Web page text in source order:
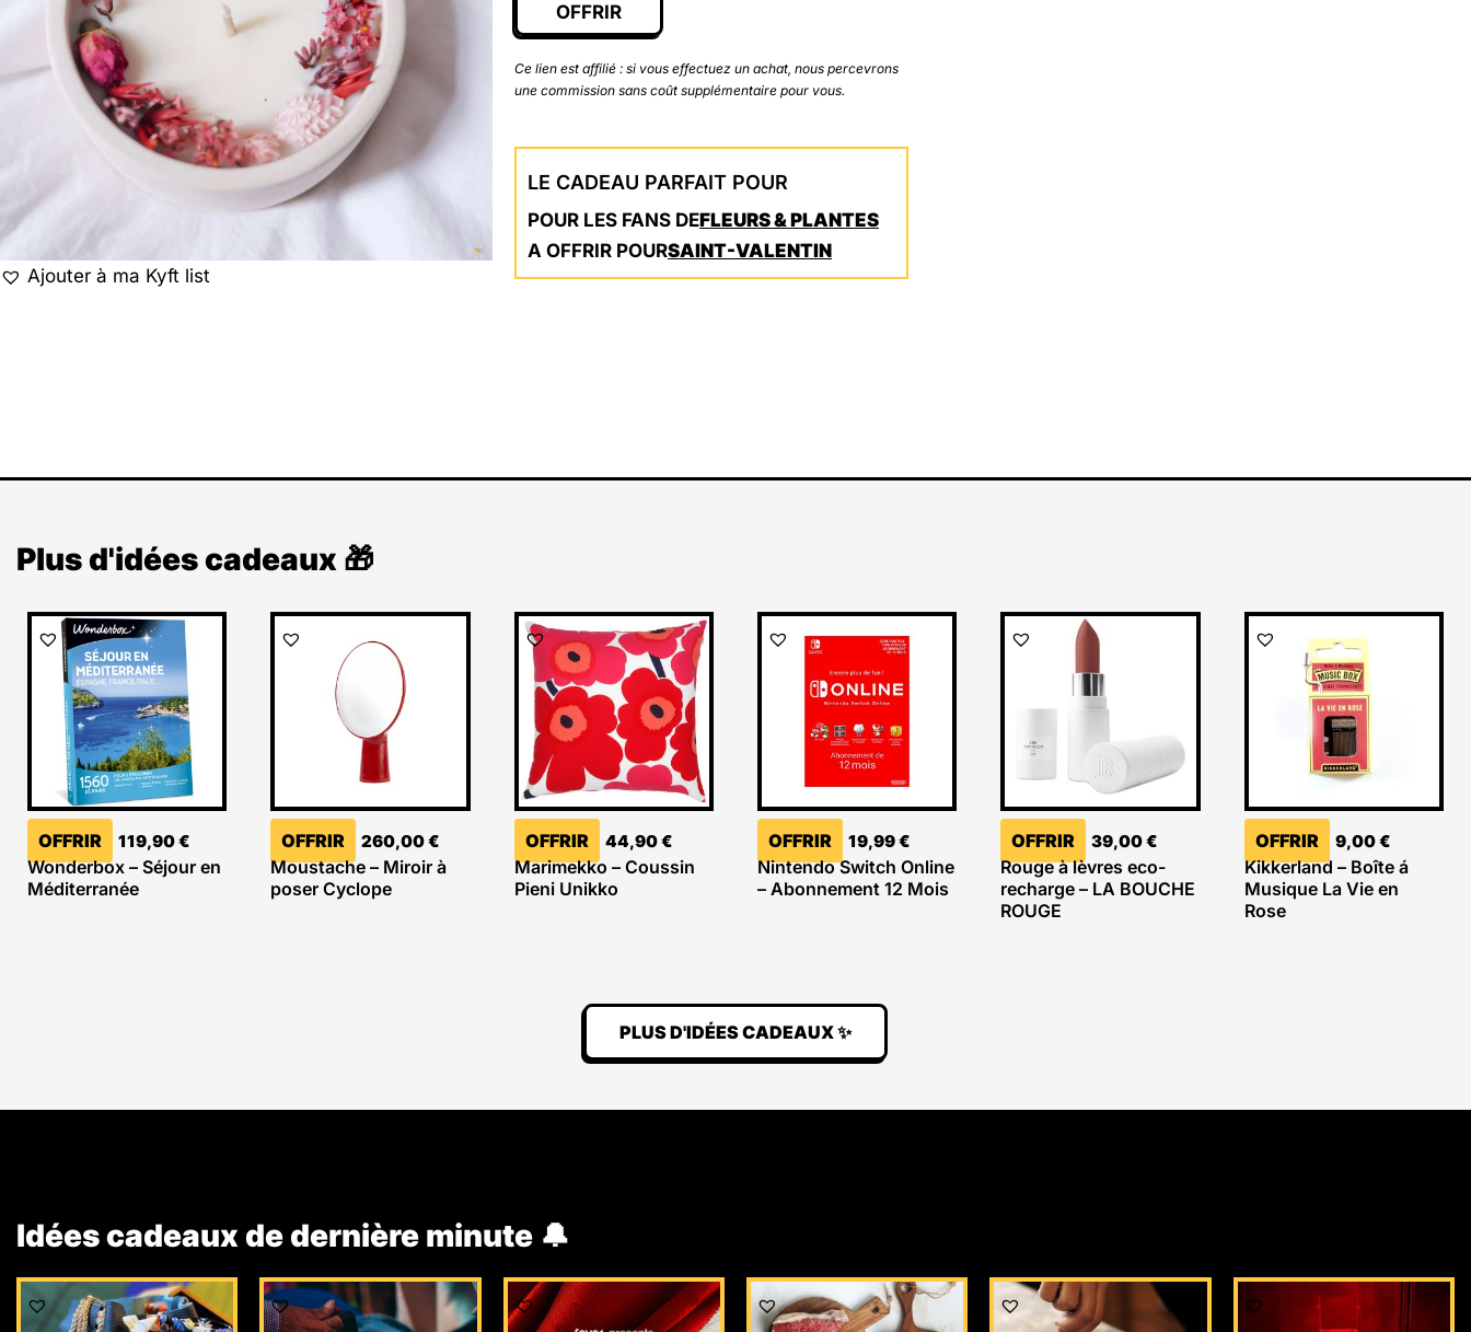
Ajouter à ma Kyft list
OFFRIR
Ce lien est affilié : si vous effectuez un achat, nous percevrons
une commission sans coût supplémentaire pour vous.
LE CADEAU PARFAIT POUR
POUR LES FANS DEFLEURS & PLANTES
A OFFRIR POURSAINT-VALENTIN
Plus d'idées cadeaux 🎁
OFFRIR 119,90€
Wonderbox – Séjour en
Méditerranée
OFFRIR 260,00€
Moustache – Miroir à
poser Cyclope
OFFRIR 44,90€
Marimekko – Coussin
Pieni Unikko
OFFRIR 19,99€
Nintendo Switch Online
– Abonnement 12 Mois
OFFRIR 39,00€
Rouge à lèvres eco-
recharge – LA BOUCHE
ROUGE
OFFRIR 9,00€
Kikkerland – Boîte á
Musique La Vie en
Rose
PLUS D'IDÉES CADEAUX ✨
Idées cadeaux de dernière minute 🔔